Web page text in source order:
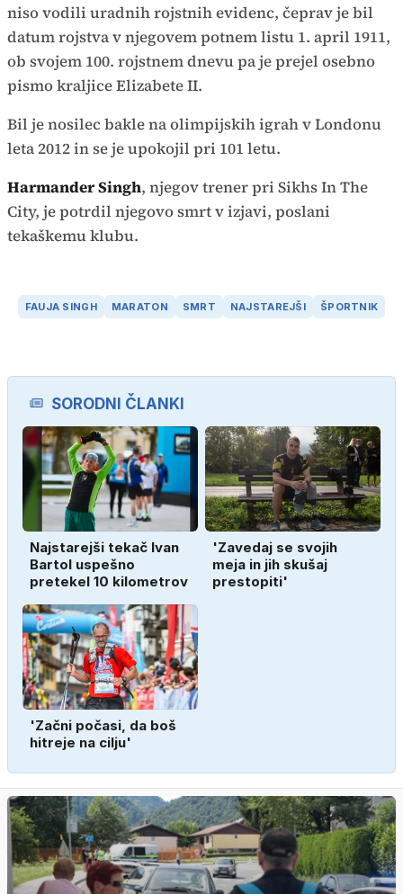
niso vodili uradnih rojstnih evidenc, čeprav je bil
datum rojstva v njegovem potnem listu 1. april 1911,
ob svojem 100. rojstnem dnevu pa je prejel osebno
pismo kraljice Elizabete II.
Bil je nosilec bakle na olimpijskih igrah v Londonu
leta 2012 in se je upokojil pri 101 letu.
Harmander Singh, njegov trener pri Sikhs In The
City, je potrdil njegovo smrt v izjavi, poslani
tekaškemu klubu.
FAUJA SINGH MARATON SMRT NAJSTAREJŠI ŠPORTNIK
SORODNI ČLANKI
Najstarejši tekač Ivan
Bartol uspešno
pretekel 10 kilometrov
'Zavedaj se svojih
meja in jih skušaj
prestopiti'
'Začni počasi, da boš
hitreje na cilju'